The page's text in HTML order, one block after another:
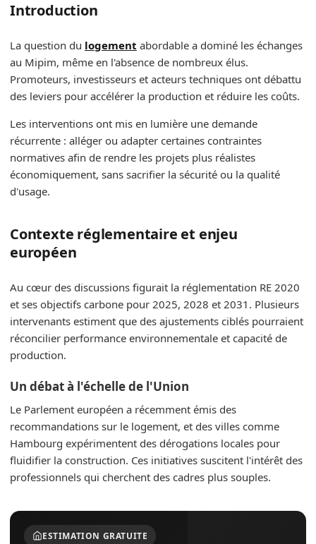
Introduction
La question du logement abordable a dominé les échanges
au Mipim, même en l'absence de nombreux élus.
Promoteurs, investisseurs et acteurs techniques ont débattu
des leviers pour accélérer la production et réduire les coûts.
Les interventions ont mis en lumière une demande
récurrente : alléger ou adapter certaines contraintes
normatives afin de rendre les projets plus réalistes
économiquement, sans sacrifier la sécurité ou la qualité
d'usage.
Contexte réglementaire et enjeu
européen
Au cœur des discussions figurait la réglementation RE 2020
et ses objectifs carbone pour 2025, 2028 et 2031. Plusieurs
intervenants estiment que des ajustements ciblés pourraient
réconcilier performance environnementale et capacité de
production.
Un débat à l'échelle de l'Union
Le Parlement européen a récemment émis des
recommandations sur le logement, et des villes comme
Hambourg expérimentent des dérogations locales pour
fluidifier la construction. Ces initiatives suscitent l'intérêt des
professionnels qui cherchent des cadres plus souples.
ESTIMATION GRATUITE